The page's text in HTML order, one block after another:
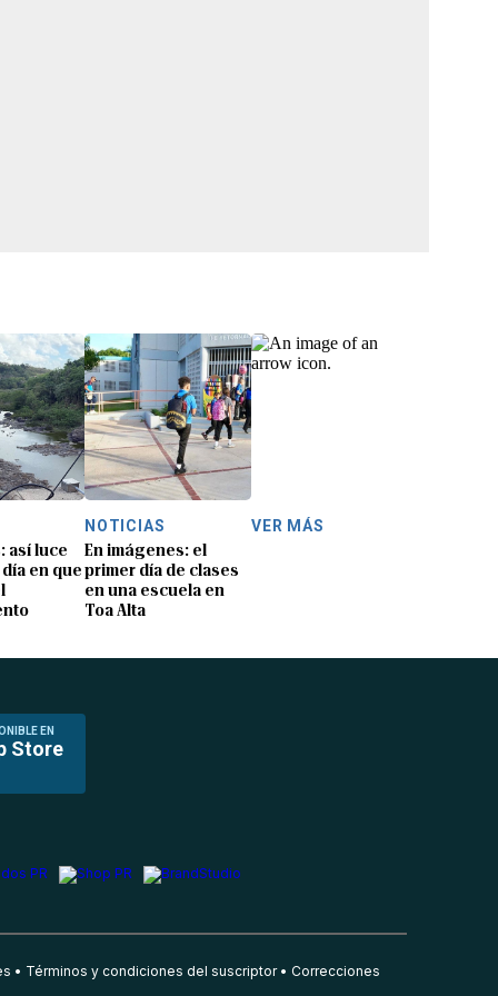
así luce
en que
NOTICIAS
En imágenes: el
primer día de clases
en una escuela en
Toa Alta
VER MÁS
EN
Store
Términos y condiciones del suscriptor Correcciones